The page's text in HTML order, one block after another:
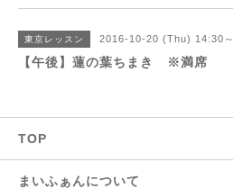
東京レッスン 2016-10-20 (Thu) 14:30～
【午後】蓮の葉ちまき ※満席
TOP
まいふぁんについて